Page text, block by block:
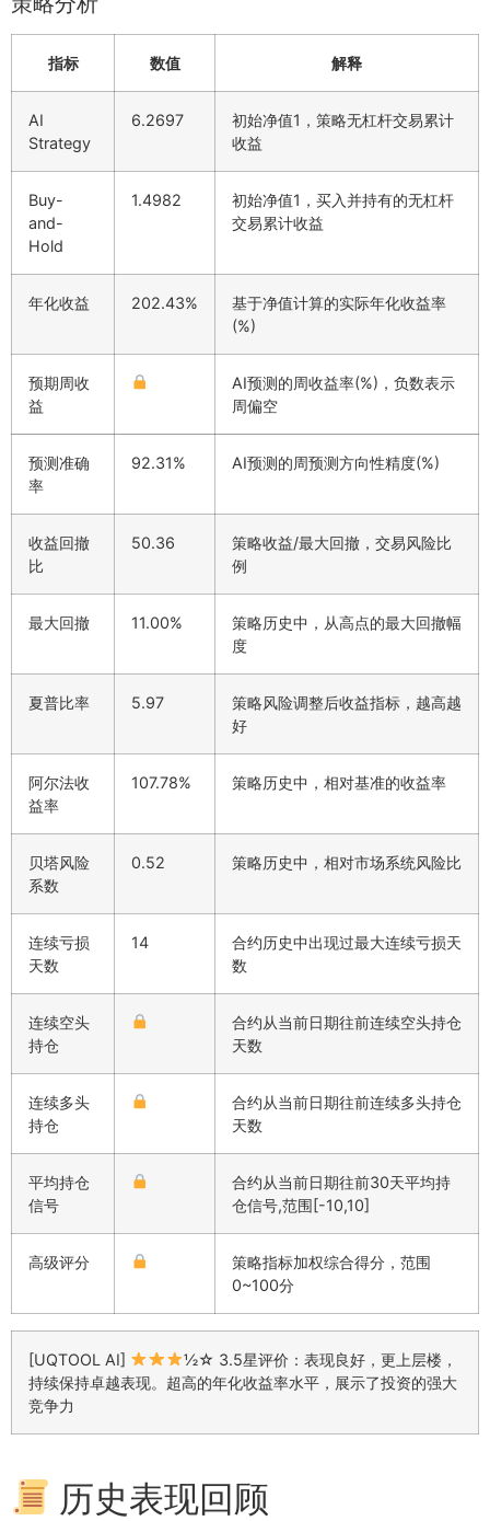
指标 数值 解释
AI
Strategy
6.2697
初始净值1，策略无杠杆交易累计
收益
Buy-
and-
Hold
1.4982
初始净值1，买入并持有的无杠杆
交易累计收益
年化收益 202.43%
基于净值计算的实际年化收益率
(%)
预期周收
益
AI预测的周收益率(%)，负数表示
周偏空
预测准确
率
92.31% AI预测的周预测方向性精度(%)
收益回撤
比
50.36
策略收益/最大回撤，交易风险比
例
最大回撤 11.00%
策略历史中，从高点的最大回撤幅
度
夏普比率 5.97
策略风险调整后收益指标，越高越
好
阿尔法收
益率
107.78% 策略历史中，相对基准的收益率
贝塔风险
系数
0.52 策略历史中，相对市场系统风险比
连续亏损
天数
14
合约历史中出现过最大连续亏损天
数
连续空头
持仓
合约从当前日期往前连续空头持仓
天数
连续多头
持仓
合约从当前日期往前连续多头持仓
天数
平均持仓
信号
合约从当前日期往前30天平均持
仓信号,范围[-10,10]
高级评分
策略指标加权综合得分，范围
0~100分
[UQTOOL AI]
½☆ 3.5星评价：表现良好，更上层楼，
持续保持卓越表现。超高的年化收益率水平，展示了投资的强大
竞争力
历史表现回顾